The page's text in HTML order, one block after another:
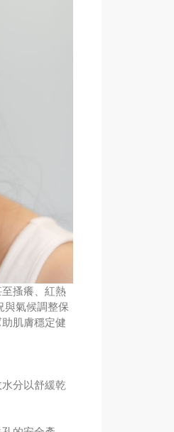
搔癢、紅熱
氣候調整保
肌膚穩定健
分以舒緩乾